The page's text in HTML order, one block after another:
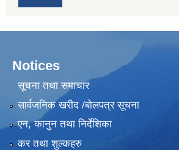
Notices
सूचना तथा समाचार
सार्वजनिक खरीद /बोलपत्र सूचना
एन, कानुन तथा निर्देशिका
कर तथा शुल्कहरु